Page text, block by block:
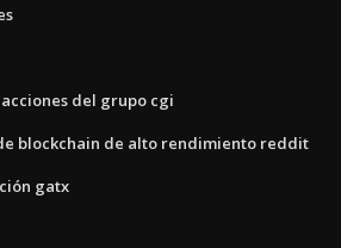
del grupo cgi
blockchain de alto rendimiento reddit
gatx